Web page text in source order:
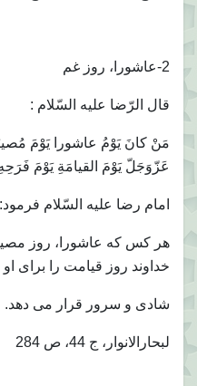
2-عاشورا، روز غم
قال الرّضا عليه السّلام :
مَنْ كانَ يَوْمُ عاشورا يَوْمَ
عَزّوَجَلّ يَوْمَ القيامَةِ يَوْمَ
امام رضا عليه السّلام فرمود:
هر كس كه عاشورا، روز
خداوند روز قيامت را براى او
شادى و سرور قرار مى دهد.
لبحارالانوار، ج 44، ص 284